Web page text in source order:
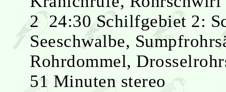
2 24:30 Schilfgebiet 2:
Seeschwalbe,
Rohrdommel,
51 Minuten stereo